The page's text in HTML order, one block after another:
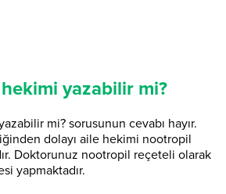
yazabilir mi?
mi? sorusunun cevabı hayır.
dolayı aile hekimi nootropil
Doktorunuz nootropil reçeteli olarak
yapmaktadır.